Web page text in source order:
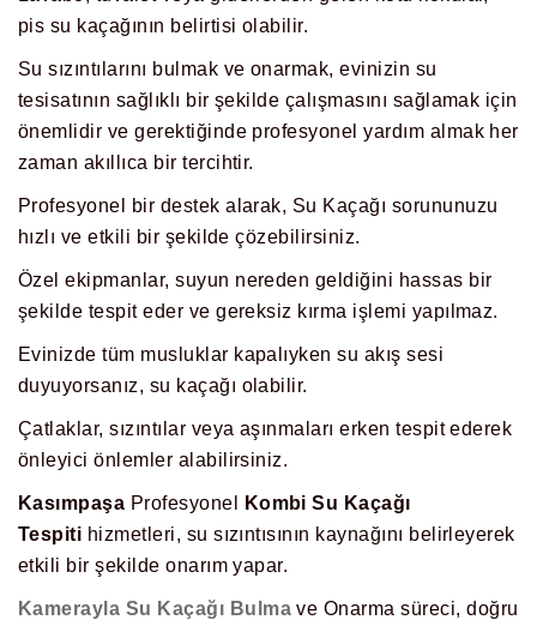
pis su kaçağının belirtisi olabilir.
Su sızıntılarını bulmak ve onarmak, evinizin su
tesisatının sağlıklı bir şekilde çalışmasını sağlamak için
önemlidir ve gerektiğinde profesyonel yardım almak her
zaman akıllıca bir tercihtir.
Profesyonel bir destek alarak, Su Kaçağı sorununuzu
hızlı ve etkili bir şekilde çözebilirsiniz.
Özel ekipmanlar, suyun nereden geldiğini hassas bir
şekilde tespit eder ve gereksiz kırma işlemi yapılmaz.
Evinizde tüm musluklar kapalıyken su akış sesi
duyuyorsanız, su kaçağı olabilir.
Çatlaklar, sızıntılar veya aşınmaları erken tespit ederek
önleyici önlemler alabilirsiniz.
Kasımpaşa Profesyonel
Kombi Su Kaçağı
Tespiti hizmetleri, su sızıntısının kaynağını belirleyerek
etkili bir şekilde onarım yapar.
Kamerayla Su Kaçağı Bulma ve Onarma süreci, doğru